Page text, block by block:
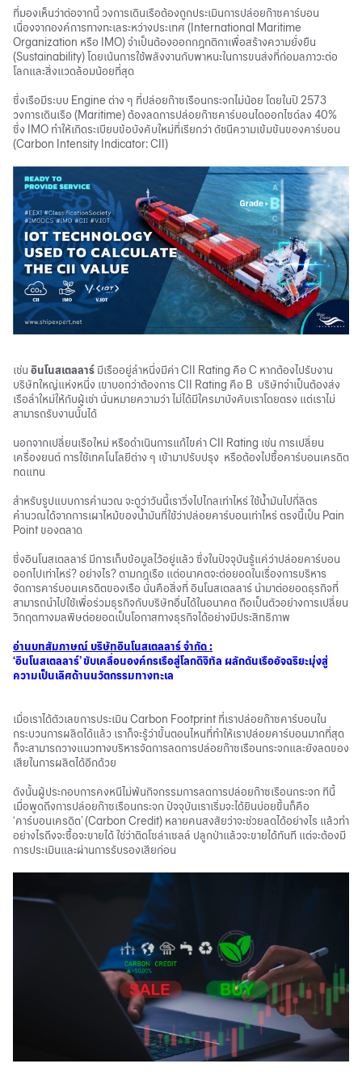
ที่มองเห็นว่าต่อจากนี้ วงการเดินเรือต้องถูกประเมินการปล่อยก๊าซคาร์บอน
เนื่องจากองค์การทางทะเลระหว่างประเทศ (International Maritime
Organization หรือ IMO) จำเป็นต้องออกกฎกติกาเพื่อสร้างความยั่งยืน
(Sustainability) โดยเน้นการใช้พลังงานกับพาหนะในการขนส่งที่ก่อมลภาวะต่อ
โลกและสิ่งแวดล้อมน้อยที่สุด
ซึ่งเรือมีระบบ Engine ต่าง ๆ ที่ปล่อยก๊าซเรือนกระจกไม่น้อย โดยในปี 2573
วงการเดินเรือ (Maritime) ต้องลดการปล่อยก๊าซคาร์บอนไดออกไซด์ลง 40%
ซึ่ง IMO ทำให้เกิดระเบียบข้อบังคับใหม่ที่เรียกว่า ดัชนีความเข้มข้นของคาร์บอน
(Carbon Intensity Indicator: CII)
เช่น อินโนสเตลลาร์ มีเรืออยู่ลำหนึ่งมีค่า CII Rating คือ C หากต้องไปรับงาน
บริษัทใหญ่แห่งหนึ่ง เขาบอกว่าต้องการ CII Rating คือ B บริษัทจำเป็นต้องส่ง
เรือลำใหม่ให้กับผู้เช่า นั่นหมายความว่า ไม่ได้มีใครมาบังคับเราโดยตรง แต่เราไม่
สามารถรับงานนั้นได้
นอกจากเปลี่ยนเรือใหม่ หรือดำเนินการแก้ไขค่า CII Rating เช่น การเปลี่ยน
เครื่องยนต์ การใช้เทคโนโลยีต่าง ๆ เข้ามาปรับปรุง หรือต้องไปซื้อคาร์บอนเครดิต
ทดแทน
สำหรับรูปแบบการคำนวณ จะดูว่าวันนี้เราวิ่งไปไกลเท่าไหร่ ใช้น้ำมันไปกี่ลิตร
คำนวณได้จากการเผาไหม้ของน้ำมันที่ใช้ว่าปล่อยคาร์บอนเท่าไหร่ ตรงนี้เป็น Pain
Point ของตลาด
ซึ่งอินโนสเตลลาร์ มีการเก็บข้อมูลไว้อยู่แล้ว ซึ่งในปัจจุบันรู้แค่ว่าปล่อยคาร์บอน
ออกไปเท่าไหร่? อย่างไร? ตามกฎเรือ แต่อนาคตจะต่อยอดในเรื่องการบริหาร
จัดการคาร์บอนเครดิตของเรือ นั่นคือสิ่งที่ อินโนสเตลลาร์ นำมาต่อยอดธุรกิจที่
สามารถนำไปใช้เพื่อร่วมธุรกิจกับบริษัทอื่นได้ในอนาคต ถือเป็นตัวอย่างการเปลี่ยน
วิกฤตทางมลพิษต่อยอดเป็นโอกาสทางธุรกิจได้อย่างมีประสิทธิภาพ
อ่านบทสัมภาษณ์ บริษัทอินโนสเตลลาร์ จำกัด :
‘อินโนสเตลลาร์’ ขับเคลื่อนองค์กรเรือสู่โลกดิจิทัล ผลักดันเรืออัจฉริยะมุ่งสู่
ความเป็นเลิศด้านนวัตกรรมทางทะเล
เมื่อเราได้ตัวเลขการประเมิน Carbon Footprint ที่เราปล่อยก๊าซคาร์บอนใน
กระบวนการผลิตได้แล้ว เราก็จะรู้ว่าขั้นตอนไหนที่ทำให้เราปล่อยคาร์บอนมากที่สุด
ก็จะสามารถวางแนวทางบริหารจัดการลดการปล่อยก๊าซเรือนกระจกและยังลดของ
เสียในการผลิตได้อีกด้วย
ดังนั้นผู้ประกอบการคงหนีไม่พ้นกิจกรรมการลดการปล่อยก๊าซเรือนกระจก ทีนี้
เมื่อพูดถึงการปล่อยก๊าซเรือนกระจก ปัจจุบันเราเริ่มจะได้ยินบ่อยขึ้นก็คือ
‘คาร์บอนเครดิต’ (Carbon Credit) หลายคนสงสัยว่าจะช่วยลดได้อย่างไร แล้วทำ
อย่างไรถึงจะซื้อจะขายได้ ใช่ว่าติดโซล่าเซลล์ ปลูกป่าแล้วจะขายได้ทันที แต่จะต้องมี
การประเมินและผ่านการรับรองเสียก่อน